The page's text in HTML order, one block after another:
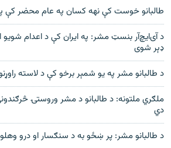
طالبانو خوست کې نهه کسان په عام محضر کې
ډېر شوی
د طالبانو مشر په یو شمېر برخو کې د لاسته
ملګري ملتونه: د طالبانو د مشر وروستۍ
دي
د طالبانو مشر: پر ښځو به د سنګسار او درو